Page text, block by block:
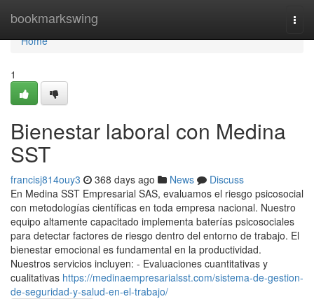
bookmarkswing
Home
Home
1
Bienestar laboral con Medina
SST
francisj814ouy3 368 days ago News
Discuss
En Medina SST Empresarial SAS, evaluamos el riesgo psicosocial
con metodologías científicas en toda empresa nacional. Nuestro
equipo altamente capacitado implementa baterías psicosociales
para detectar factores de riesgo dentro del entorno de trabajo. El
bienestar emocional es fundamental en la productividad.
Nuestros servicios incluyen: - Evaluaciones cuantitativas y
cualitativas https://medinaempresarialsst.com/sistema-de-gestion-
de-seguridad-y-salud-en-el-trabajo/